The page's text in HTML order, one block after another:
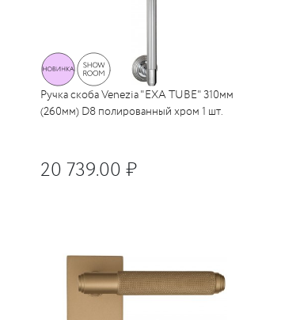
Ручка скоба Venezia "EXA TUBE" 310мм
(260мм) D8 полированный хром 1 шт.
20 739.00 ₽